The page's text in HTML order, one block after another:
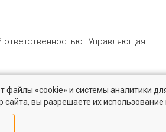
на вторичом рынке жилья на портале
ответственностью "Управляющая
331-93-56 196105, Санкт-
файлы «cookie» и системы аналитики
вы разрешаете их